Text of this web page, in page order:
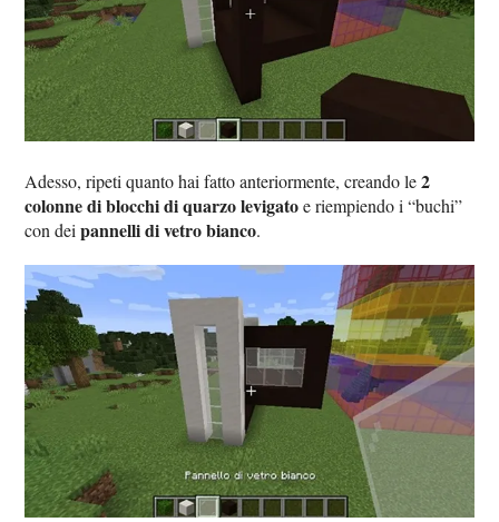
Adesso, ripeti quanto hai fatto anteriormente, creando le2
colonne di blocchi di quarzo levigatoe riempiendo i “buchi”
con deipannelli di vetro bianco.